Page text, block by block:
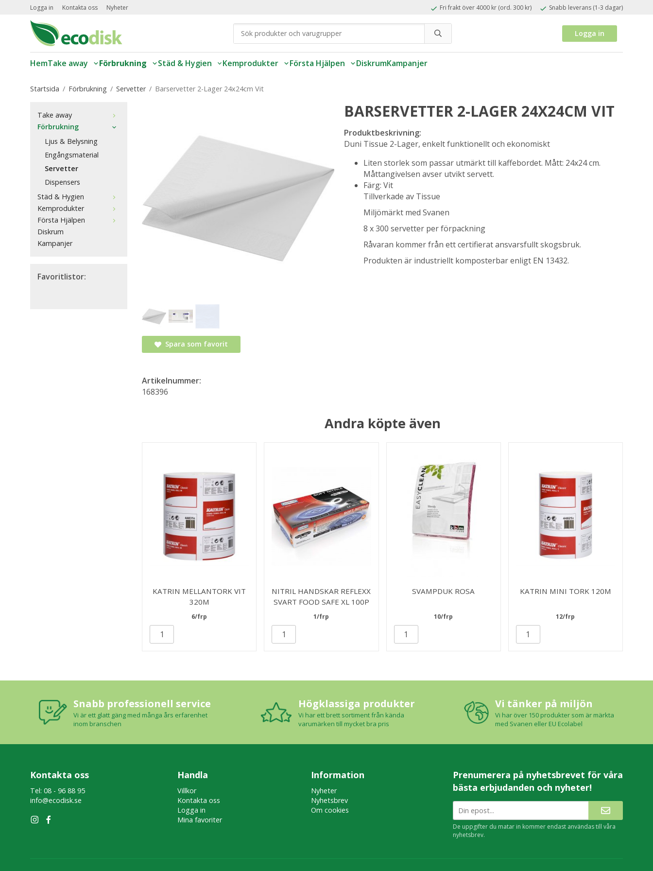
Logga in Kontakta oss Nyheter Fri frakt över 4000 kr (ord. 300 kr) Snabb leverans (1-3 dagar)
Logga in
HemTake away Förbrukning Städ & Hygien Kemprodukter Första Hjälpen DiskrumKampanjer
Startsida / Förbrukning / Servetter / Barservetter 2-Lager 24x24cm Vit
Take away
Förbrukning
Ljus & Belysning
Engångsmaterial
Servetter
Dispensers
Städ & Hygien
Kemprodukter
Första Hjälpen
Diskrum
Kampanjer
Favoritlistor:
BARSERVETTER 2-LAGER 24X24CM VIT
Produktbeskrivning:
Duni Tissue 2-Lager, enkelt funktionellt och ekonomiskt
Liten storlek som passar utmärkt till kaffebordet. Mått: 24x24 cm.
Måttangivelsen avser utvikt servett.
Färg: Vit
Tillverkade av Tissue
Miljömärkt med Svanen
8 x 300 servetter per förpackning
Råvaran kommer från ett certifierat ansvarsfullt skogsbruk.
Produkten är industriellt komposterbar enligt EN 13432.
Spara som favorit
Artikelnummer:
168396
Andra köpte även
KATRIN MELLANTORK VIT
320M
6/frp
NITRIL HANDSKAR REFLEXX
SVART FOOD SAFE XL 100P
1/frp
SVAMPDUK ROSA
10/frp
KATRIN MINI TORK 120M
12/frp
Snabb professionell service
Vi är ett glatt gäng med många års erfarenhet
inom branschen
Högklassiga produkter
Vi har ett brett sortiment från kända
varumärken till mycket bra pris
Vi tänker på miljön
Vi har över 150 produkter som är märkta
med Svanen eller EU Ecolabel
Kontakta oss
Tel: 08 - 96 88 95
info@ecodisk.se
Handla
Villkor
Kontakta oss
Logga in
Mina favoriter
Information
Nyheter
Nyhetsbrev
Om cookies
Prenumerera på nyhetsbrevet för våra
bästa erbjudanden och nyheter!
De uppgifter du matar in kommer endast användas till våra
nyhetsbrev.